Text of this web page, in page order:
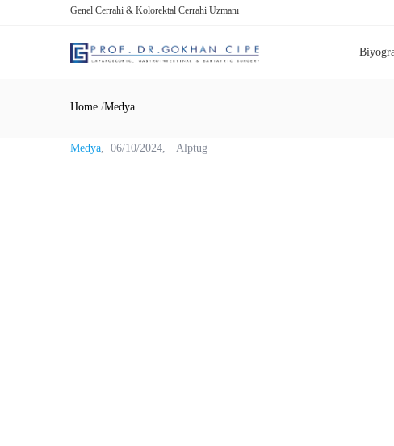
Genel Cerrahi & Kolorektal Cerrahi Uzmanı
Home /Medya
Medya 06/10/2024 Alptug